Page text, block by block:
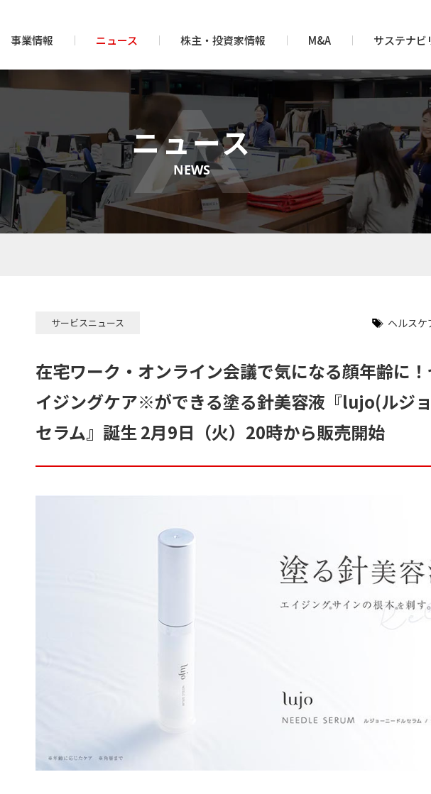
事業情報 ニュース 株主・投資家情報 M&A サステナビ
ニュース
NEWS
サービスニュース ヘルスケ
在宅ワーク・オンライン会議で気になる顔年齢に
イジングケア※ができる塗る針美容液『lujo(ルジ
セラム』誕生 2月9日（火）20時から販売開始